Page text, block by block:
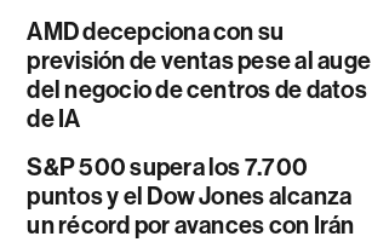
AMD decepciona con su
previsión de ventas pese al auge
del negocio de centros de datos
de IA
S&P 500 supera los 7.700
puntos y el Dow Jones alcanza
un récord por avances con Irán